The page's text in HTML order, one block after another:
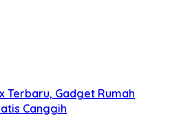
Terbaru, Gadget Rumah
Canggih